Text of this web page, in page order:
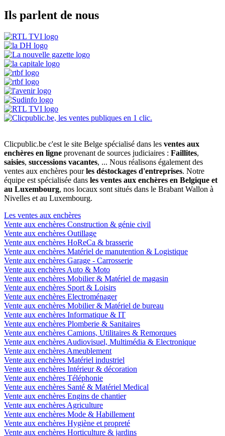
Ils parlent de nous
Clicpublic.be c'est le site Belge spécialisé dans les ventes aux
enchères en ligne provenant de sources judiciaires : Faillites,
saisies, successions vacantes, ... Nous réalisons également des
ventes aux enchères pourles déstockages d'entreprises. Notre
équipe est spécialisée dans les ventes aux enchères en Belgique et
au Luxembourg, nos locaux sont situés dans le Brabant Wallon à
Nivelles et au Luxembourg.
Les ventes aux enchères
Vente aux enchères Construction & génie civil
Vente aux enchères Outillage
Vente aux enchères HoReCa & brasserie
Vente aux enchères Matériel de manutention & Logistique
Vente aux enchères Garage - Carrosserie
Vente aux enchères Auto & Moto
Vente aux enchères Mobilier & Matériel de magasin
Vente aux enchères Sport & Loisirs
Vente aux enchères Electroménager
Vente aux enchères Mobilier & Matériel de bureau
Vente aux enchères Informatique & IT
Vente aux enchères Plomberie & Sanitaires
Vente aux enchères Camions, Utilitaires & Remorques
Vente aux enchères Audiovisuel, Multimédia & Electronique
Vente aux enchères Ameublement
Vente aux enchères Matériel industriel
Vente aux enchères Intérieur & décoration
Vente aux enchères Téléphonie
Vente aux enchères Santé & Matériel Medical
Vente aux enchères Engins de chantier
Vente aux enchères Agriculture
Vente aux enchères Mode & Habillement
Vente aux enchères Hygiène et propreté
Vente aux enchères Horticulture & jardins